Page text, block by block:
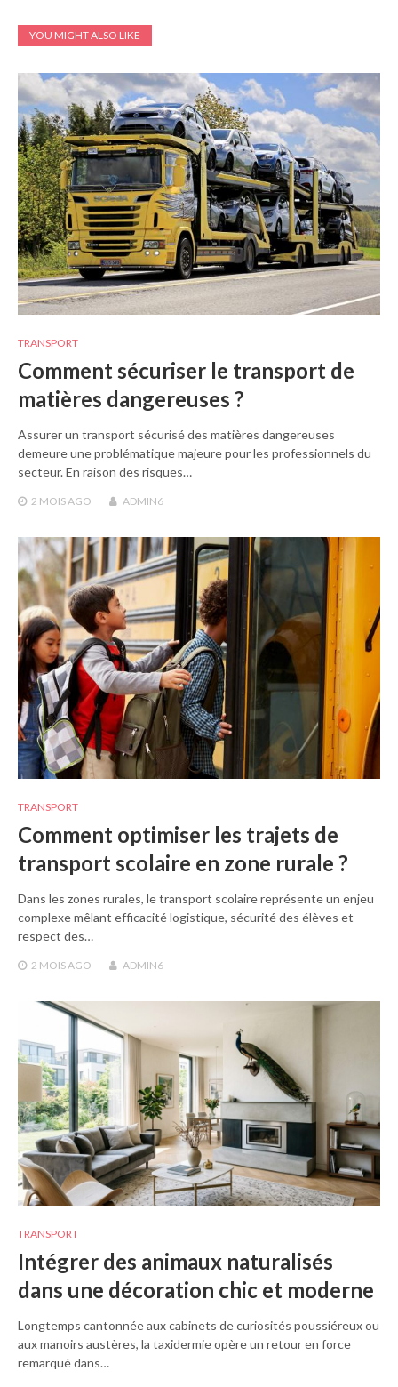
YOU MIGHT ALSO LIKE
TRANSPORT
Comment sécuriser le transport de
matières dangereuses ?
Assurer un transport sécurisé des matières dangereuses
demeure une problématique majeure pour les professionnels du
secteur. En raison des risques…
2 MOISAGO ADMIN6
TRANSPORT
Comment optimiser les trajets de
transport scolaire en zone rurale ?
Dans les zones rurales, le transport scolaire représente un enjeu
complexe mêlant efficacité logistique, sécurité des élèves et
respect des…
2 MOISAGO ADMIN6
TRANSPORT
Intégrer des animaux naturalisés
dans une décoration chic et moderne
Longtemps cantonnée aux cabinets de curiosités poussiéreux ou
aux manoirs austères, la taxidermie opère un retour en force
remarqué dans…